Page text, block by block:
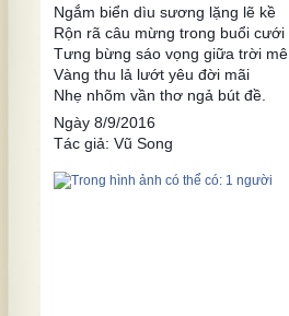
Ngắm biển dìu sương lặng lẽ kề
Rộn rã câu mừng trong buổi cưới
Tưng bừng sáo vọng giữa trời mê
Vàng thu lả lướt yêu đời mãi
Nhẹ nhõm vần thơ ngả bút đề.
Ngày 8/9/2016
Tác giả: Vũ Song